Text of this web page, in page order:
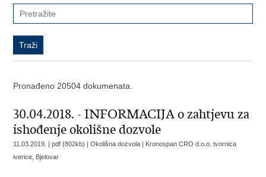
Pronađeno 20504 dokumenata.
30.04.2018. - INFORMACIJA o zahtjevu za
ishođenje okolišne dozvole
11.03.2019. | pdf (802kb) | Okolišna dozvola | Kronospan CRO d.o.o. tvornica
iverice, Bjelovar